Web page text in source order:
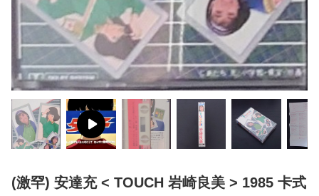
(激罕) 安達充 < TOUCH 岩崎良美 > 1985 卡式